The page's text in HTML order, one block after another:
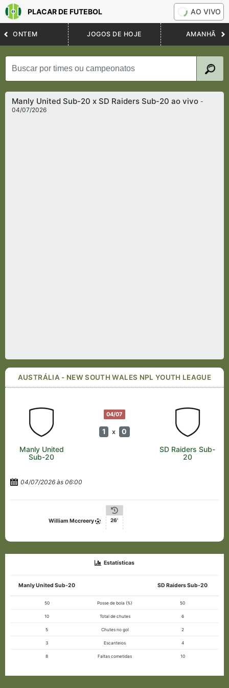
PLACAR DE FUTEBOL AO VIVO
ONTEM JOGOS DE HOJE AMANHÃ
Manly United Sub-20 x SD Raiders Sub-20 ao vivo-
04/07/2026
AUSTRÁLIA - NEW SOUTH WALES NPL YOUTH LEAGUE
04/07
1 x 0
Manly United
Sub-20
SD Raiders Sub-
20
04/07/2026 às 06:00
William Mccreery 26'
Estatísticas
Manly United Sub-20 SD Raiders Sub-20
50 Posse de bola (%) 50
10 Total de chutes 6
5 Chutes no gol 2
3 Escanteios 4
8 Faltas cometidas 10